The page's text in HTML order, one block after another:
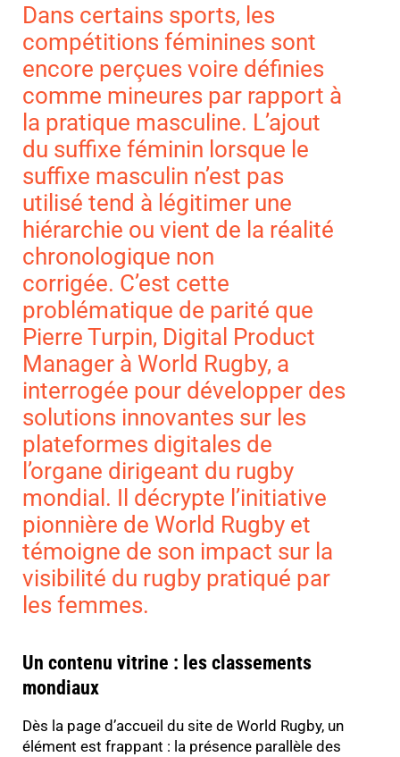
Dans certains sports, les
compétitions féminines sont
encore perçues voire définies
comme mineures par rapport à
la pratique masculine. L’ajout
du suffixe féminin lorsque le
suffixe masculin n’est pas
utilisé tend à légitimer une
hiérarchie ou vient de la réalité
chronologique non
corrigée. C’est cette
problématique de parité que
Pierre Turpin, Digital Product
Manager à World Rugby, a
interrogée pour développer des
solutions innovantes sur les
plateformes digitales de
l’organe dirigeant du rugby
mondial. Il décrypte l’initiative
pionnière de World Rugby et
témoigne de son impact sur la
visibilité du rugby pratiqué par
les femmes.
Un contenu vitrine : les classements
mondiaux
Dès la page d’accueil du site de World Rugby, un
élément est frappant : la présence parallèle des